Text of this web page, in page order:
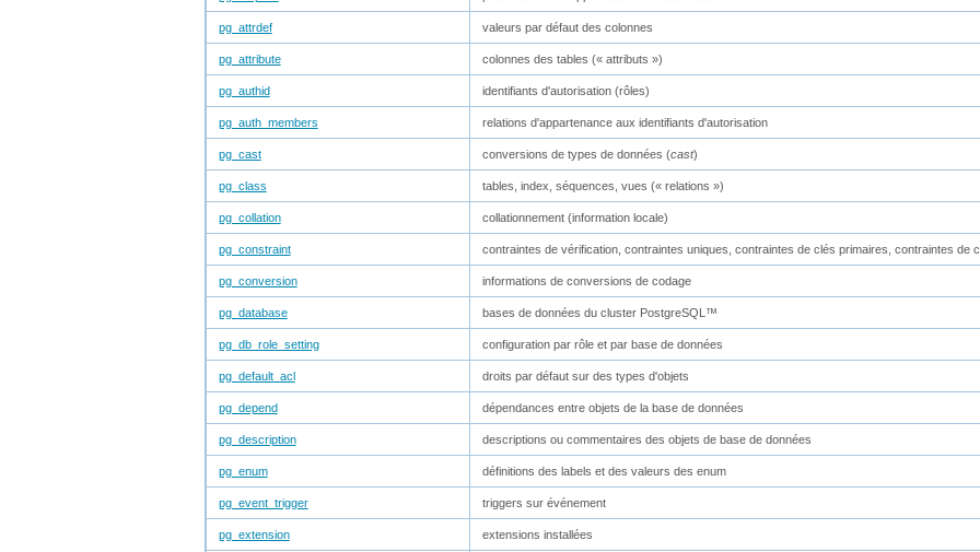
pg_attrdef valeurs par défaut des colonnes
pg_attribute colonnes des tables (« attributs »)
pg_authid identifiants d'autorisation (rôles)
pg_auth_members relations d'appartenance aux identifiants d'autorisation
pg_cast conversions de types de données (cast)
pg_class tables, index, séquences, vues (« relations »)
pg_collation collationnement (information locale)
pg_constraint contraintes de vérification, contraintes uniques, contraintes de clés primaires, contraintes de
pg_conversion informations de conversions de codage
pg_database bases de données du cluster PostgreSQL ™
pg_db_role_setting configuration par rôle et par base de données
pg_default_acl droits par défaut sur des types d'objets
pg_depend dépendances entre objets de la base de données
pg_description descriptions ou commentaires des objets de base de données
pg_enum définitions des labels et des valeurs des enum
pg_event_trigger triggers sur événement
pg_extension extensions installées